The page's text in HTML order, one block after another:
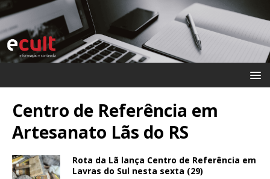
Centro de Referência em
Artesanato Lãs do RS
Rota da Lã lança Centro de Referência em
Lavras do Sul nesta sexta (29)